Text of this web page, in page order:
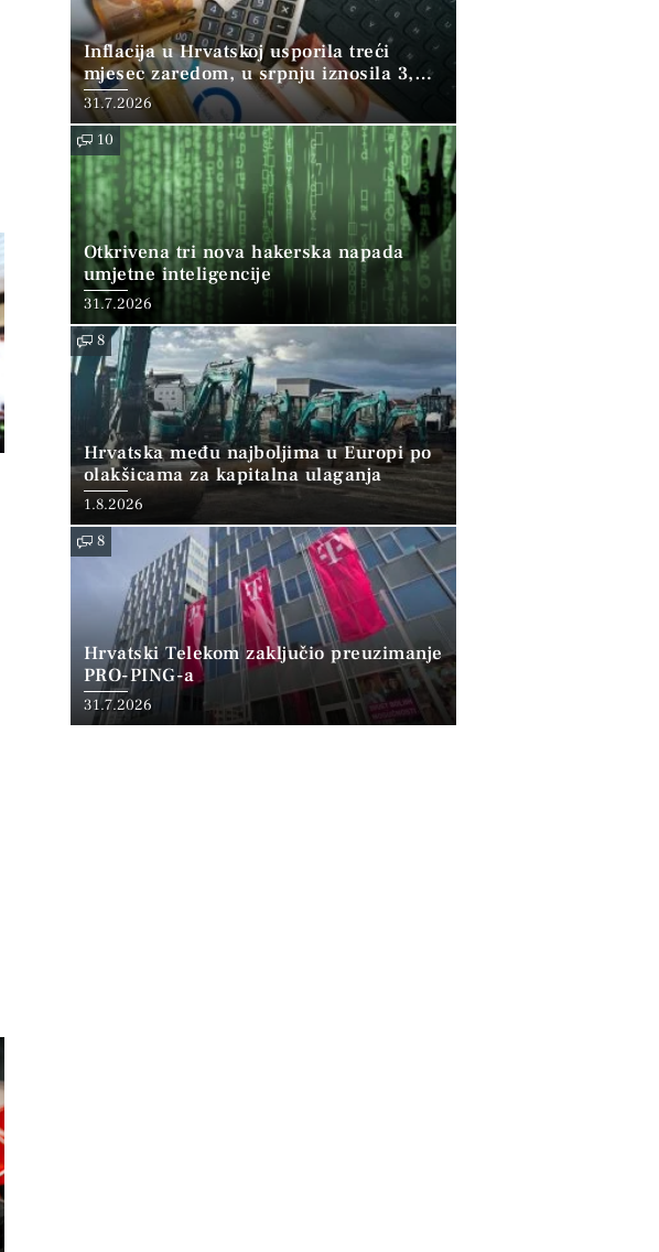
Inflacija u Hrvatskoj usporila treći
mjesec zaredom, u srpnju iznosila 3,9
posto
31.7.2026
10
Otkrivena tri nova hakerska napada
umjetne inteligencije
31.7.2026
8
Hrvatska među najboljima u Europi po
olakšicama za kapitalna ulaganja
1.8.2026
8
Hrvatski Telekom zaključio preuzimanje
PRO-PING-a
31.7.2026